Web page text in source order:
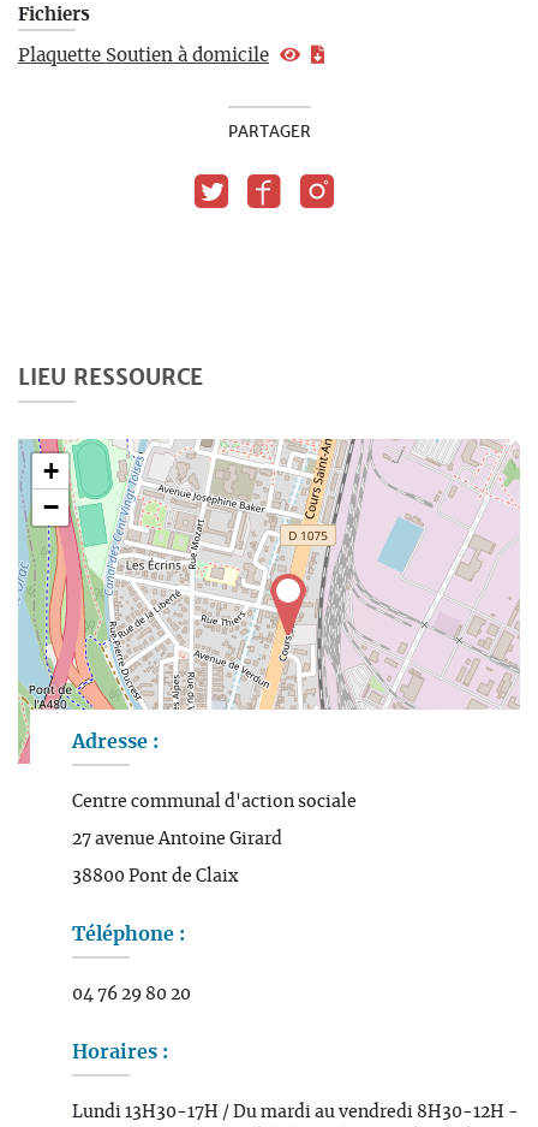
LIEU RESSOURCE
+
−
Adresse :
Centre communal d'action sociale
27 avenue Antoine Girard
38800 Pont de Claix
Téléphone :
04 76 29 80 20
Horaires :
Lundi 13H30-17H / Du mardi au vendredi 8H30-12H -
Fichiers
Plaquette Soutien à domicile
PARTAGER